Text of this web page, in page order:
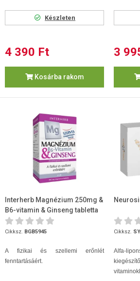
Készleten
4 390 Ft
Kosárba rakom
3
Interherb Magnézium 250mg &
B6-vitamin & Ginseng tabletta
30 db
Cikksz. BGB5945
A fizikai és szellemi erőnlét
fenntartásáért.
Cikksz.
Alfa-